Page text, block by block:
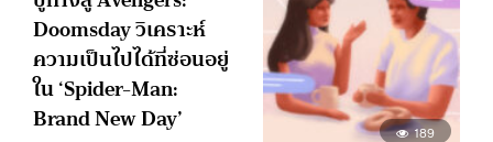
Doomsday วิเคราะห์
ความเป็นไปได้ที่ซ่อนอยู่
ใน ‘Spider-Man:
Brand New Day’
189